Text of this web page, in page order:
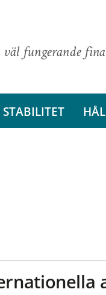
väl fungerande
STABILITET